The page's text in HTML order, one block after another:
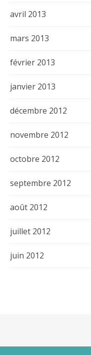
avril 2013
mars 2013
février 2013
janvier 2013
décembre 2012
novembre 2012
octobre 2012
septembre 2012
août 2012
juillet 2012
juin 2012